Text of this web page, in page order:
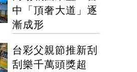
中「頂奢大道」逐
漸成形
台彩父親節推新刮
刮樂千萬頭獎超